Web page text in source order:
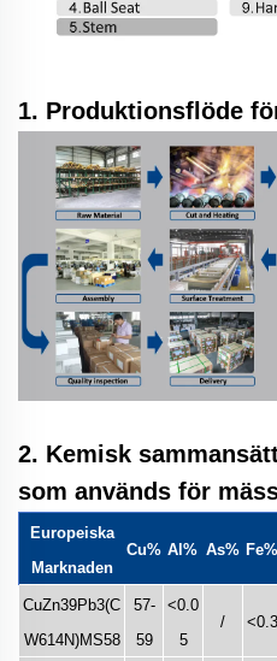
1. Produktionsflöde
2. Kemisk
som används för
Europeiska
Marknaden
Cu% Al% As% Fe%
CuZn39Pb3(C
W614N)MS58
57-
59
<0.0
5
/ <0.3